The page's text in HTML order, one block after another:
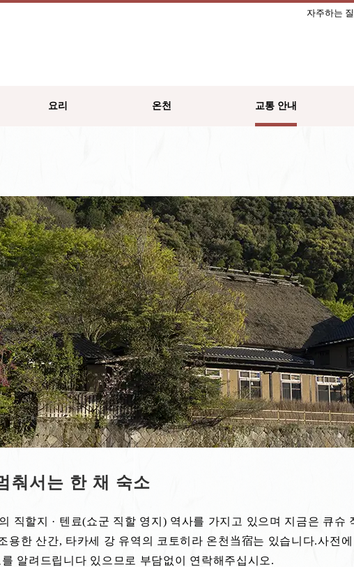
자주하는
요리 온천 교통 안내
춰서는 한 채 숙소
직할지 · 텐료(쇼군 직할 영지) 역사를 가지고 있으며 지금은 큐슈
한 산간, 타카세 강 유역의 코토히라 온천当宿는 있습니다.사전
알려드립니다 있으므로 부담없이 연락해주십시오.